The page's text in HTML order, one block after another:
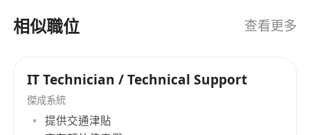
租賃業務嘅行業競爭力。
礎設施經驗，5年以上總監級管理經驗。
2、精通Tier 3/4數據中心營運，包括電力冗餘、精
密空調、SDN網絡、虛擬化技術同GPU集群/高性能
相似職位 查看更多
IT Technician / Technical Support
傑成系統
提供交通津貼